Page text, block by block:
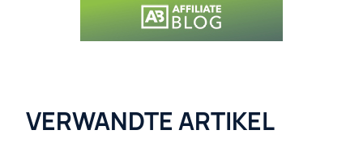
VERWANDTE ARTIKEL